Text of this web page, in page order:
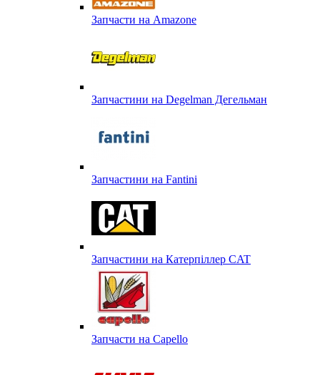
Запчасти на Amazone
Запчастини на Degelman Дегельман
Запчастини на Fantini
Запчастини на Катерпіллер CAT
Запчасти на Capello